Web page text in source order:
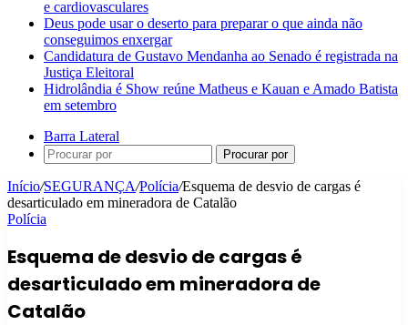
e cardiovasculares
Deus pode usar o deserto para preparar o que ainda não
conseguimos enxergar
Candidatura de Gustavo Mendanha ao Senado é registrada na
Justiça Eleitoral
Hidrolândia é Show reúne Matheus e Kauan e Amado Batista
em setembro
Barra Lateral
Procurar por
Início/SEGURANÇA/Polícia/Esquema de desvio de cargas é
desarticulado em mineradora de Catalão
Polícia
Esquema de desvio de cargas é
desarticulado em mineradora de
Catalão